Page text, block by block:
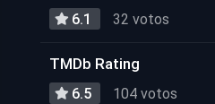
6.1 32 votos
TMDb Rating
6.5 104 votos